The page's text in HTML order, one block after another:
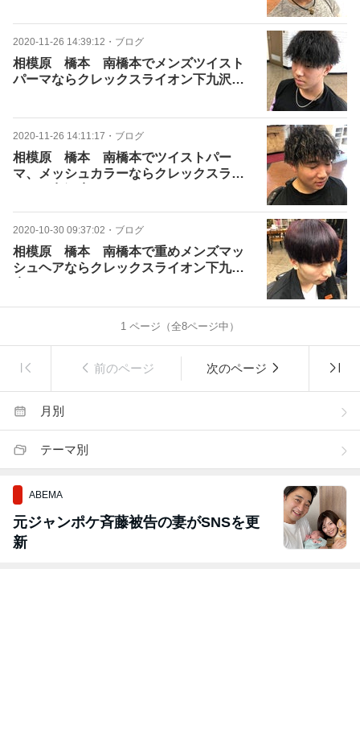
2020-11-26 14:39:12 ・ ブログ
相模原 橋本 南橋本でメンズツイスト
パーマならクレックスライオン下九沢店
2020-11-26 14:11:17 ・ ブログ
相模原 橋本 南橋本でツイストパー
マ、メッシュカラーならクレックスライ
2020-10-30 09:37:02 ・ ブログ
相模原 橋本 南橋本で重めメンズマッ
シュヘアならクレックスライオン下九沢
1 ページ（全8ページ中）
前のページ 次のページ
月別
テーマ別
ABEMA
元ジャンポケ斉藤被告の妻がSNSを更
新